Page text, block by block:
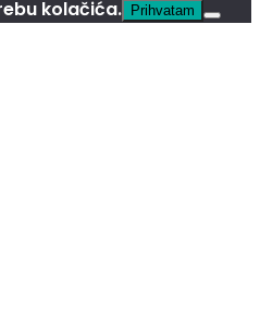
kolačića.
Prihvatam